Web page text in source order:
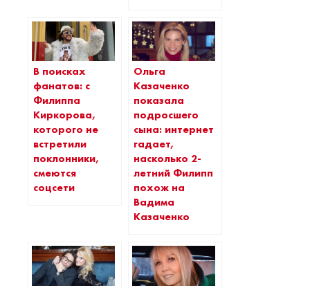
В поисках
фанатов: с
Филиппа
Киркорова,
которого не
встретили
поклонники,
смеются
соцсети
Ольга
Казаченко
показала
подросшего
сына: интернет
гадает,
насколько 2-
летний Филипп
похож на
Вадима
Казаченко